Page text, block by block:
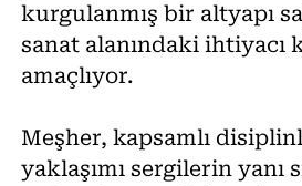
kurgulanmış bir altyapı
sanat alanındaki ihtiyacı
amaçlıyor.
Meşher, kapsamlı
yaklaşımı sergilerin yanı